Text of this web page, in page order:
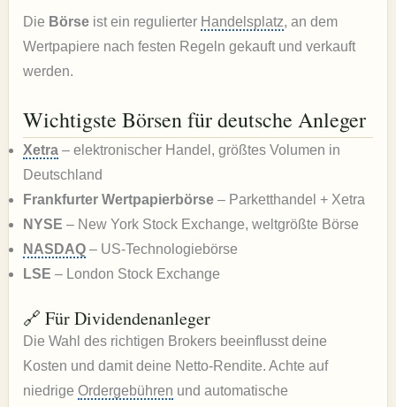
Die Börseist ein regulierter Handelsplatz, an dem
Wertpapiere nach festen Regeln gekauft und verkauft
werden.
Wichtigste Börsen für deutsche Anleger
Xetra– elektronischer Handel, größtes Volumen in
Deutschland
Frankfurter Wertpapierbörse– Parketthandel + Xetra
NYSE – New York Stock Exchange, weltgrößte Börse
NASDAQ– US-Technologiebörse
LSE – London Stock Exchange
🔗 Für Dividendenanleger
Die Wahl des richtigen Brokers beeinflusst deine
Kosten und damit deine Netto-Rendite. Achte auf
niedrige Ordergebühren und automatische